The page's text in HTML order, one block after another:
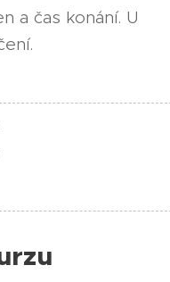
a čas konání. U